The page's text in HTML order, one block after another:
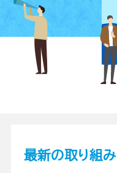
最新の取り組み